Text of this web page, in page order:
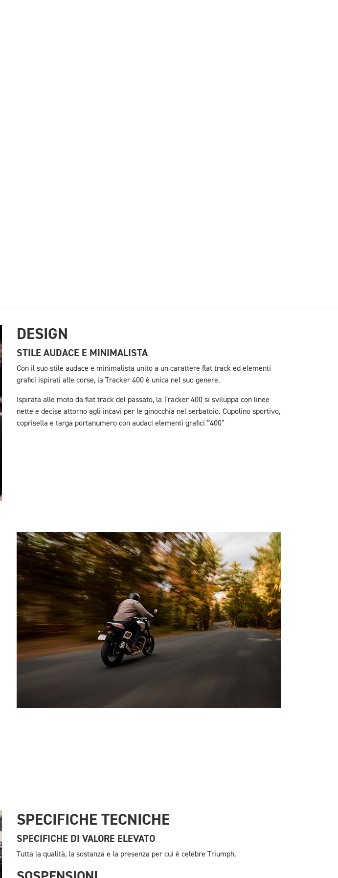
DESIGN
STILE AUDACE E MINIMALISTA
Con il suo stile audace e minimalista unito a un carattere flat track ed elementi
grafici ispirati alle corse, la Tracker 400 è unica nel suo genere.
Ispirata alle moto da flat track del passato, la Tracker 400 si sviluppa con linee
nette e decise attorno agli incavi per le ginocchia nel serbatoio. Cupolino sportivo,
coprisella e targa portanumero con audaci elementi grafici “400”
SPECIFICHE TECNICHE
SPECIFICHE DI VALORE ELEVATO
Tutta la qualità, la sostanza e la presenza per cui è celebre Triumph.